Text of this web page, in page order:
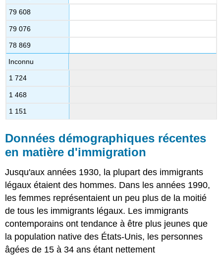
79 608
79 076
78 869
Inconnu
1 724
1 468
1 151
Données démographiques récentes
en matière d'immigration
Jusqu'aux années 1930, la plupart des immigrants
légaux étaient des hommes. Dans les années 1990,
les femmes représentaient un peu plus de la moitié
de tous les immigrants légaux. Les immigrants
contemporains ont tendance à être plus jeunes que
la population native des États-Unis, les personnes
âgées de 15 à 34 ans étant nettement